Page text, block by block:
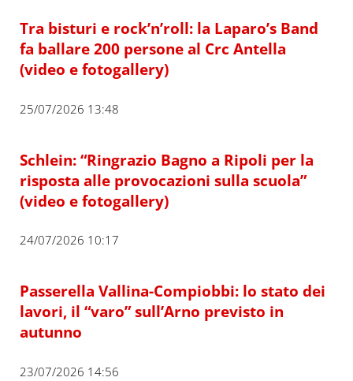
Tra bisturi e rock’n’roll: la Laparo’s Band
fa ballare 200 persone al Crc Antella
(video e fotogallery)
25/07/2026 13:48
Schlein: “Ringrazio Bagno a Ripoli per la
risposta alle provocazioni sulla scuola”
(video e fotogallery)
24/07/2026 10:17
Passerella Vallina-Compiobbi: lo stato dei
lavori, il “varo” sull’Arno previsto in
autunno
23/07/2026 14:56